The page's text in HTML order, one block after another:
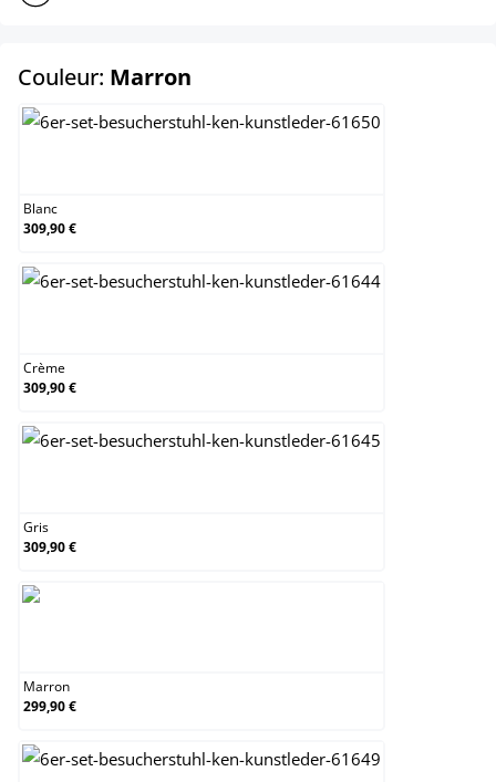
Couleur: Marron
Blanc
309,90 €
Crème
309,90 €
Gris
309,90 €
Marron
299,90 €